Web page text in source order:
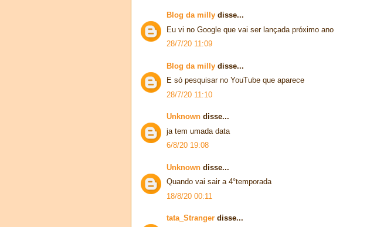
Blog da milly disse...
Eu vi no Google que vai ser lançada próximo ano
28/7/20 11:09
Blog da milly disse...
E só pesquisar no YouTube que aparece
28/7/20 11:10
Unknown disse...
ja tem umada data
6/8/20 19:08
Unknown disse...
Quando vai sair a 4°temporada
18/8/20 00:11
tata_Stranger disse...